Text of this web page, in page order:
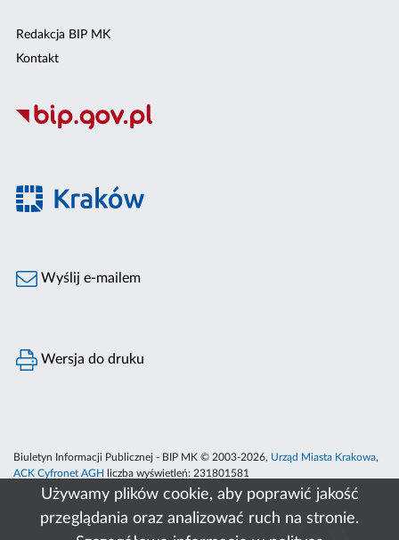
Używamy plików cookie, aby poprawić jakość
przeglądania oraz analizować ruch na stronie.
Redakcja BIP MK
Kontakt
Wyślij e-mailem
Wersja do druku
Biuletyn Informacji Publicznej - BIP MK © 2003-2026, Urząd Miasta Krakowa,
ACK Cyfronet AGH
liczba wyświetleń: 231801581